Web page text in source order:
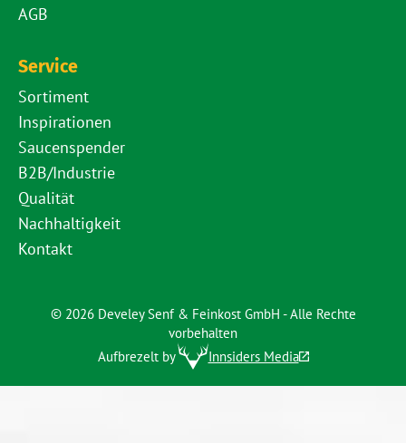
AGB
Service
Sortiment
Inspirationen
Saucenspender
B2B/Industrie
Qualität
Nachhaltigkeit
Kontakt
© 2026 Develey Senf & Feinkost GmbH - Alle Rechte
vorbehalten
Aufbrezelt by
Innsiders Media